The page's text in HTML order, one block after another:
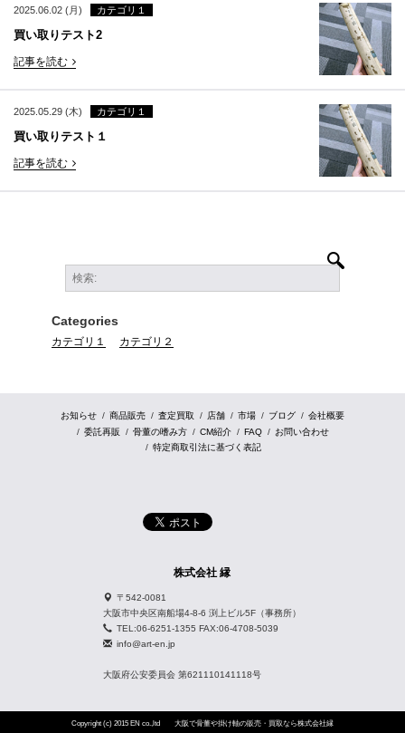
2025.06.02 (月) カテゴリ１
買い取りテスト2
記事を読む
2025.05.29 (木) カテゴリ１
買い取りテスト１
記事を読む
Categories
カテゴリ１ カテゴリ２
お知らせ 商品販売 査定買取 店舗 市場 ブログ
会社概要
委託再販
骨董の嗜み方 CM紹介 FAQ
お問い合わせ
特定商取引法に基づく表記
株式会社 縁
〒542-0081
大阪市中央区南船場4-8-6 渕上ビル5F（事務所）
TEL:06-6251-1355 FAX:06-4708-5039
info@art-en.jp
大阪府公安委員会 第621110141118号
Copyright (c) 2015 EN co.,ltd 大阪で骨董や掛け軸の販売・買取なら株式会社縁